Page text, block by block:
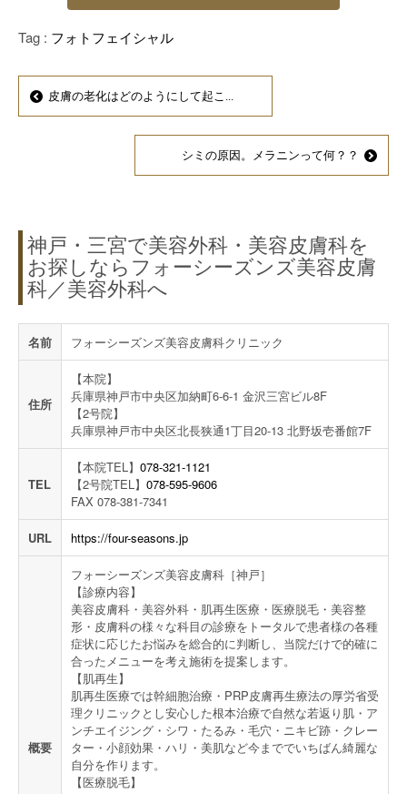
Tag : フォトフェイシャル
皮膚の老化はどのようにして起こ...
シミの原因。メラニンって何？？
神戸・三宮で美容外科・美容皮膚科を
お探しならフォーシーズンズ美容皮膚
科／美容外科へ
名前 フォーシーズンズ美容皮膚科クリニック
住所
【本院】
兵庫県神戸市中央区加納町6-6-1 金沢三宮ビル8F
【2号院】
兵庫県神戸市中央区北長狭通1丁目20-13 北野坂壱番館7F
TEL
【本院TEL】 078-321-1121
【2号院TEL】 078-595-9606
FAX 078-381-7341
URL https://four-seasons.jp
概要
フォーシーズンズ美容皮膚科［神戸］
【診療内容】
美容皮膚科・美容外科・肌再生医療・医療脱毛・美容整
形・皮膚科の様々な科目の診療をトータルで患者様の各種
症状に応じたお悩みを総合的に判断し、当院だけで的確に
合ったメニューを考え施術を提案します。
【肌再生】
肌再生医療では幹細胞治療・PRP皮膚再生療法の厚労省受
理クリニックとし安心した根本治療で自然な若返り肌・ア
ンチエイジング・シワ・たるみ・毛穴・ニキビ跡・クレー
ター・小顔効果・ハリ・美肌など今まででいちばん綺麗な
自分を作ります。
【医療脱毛】